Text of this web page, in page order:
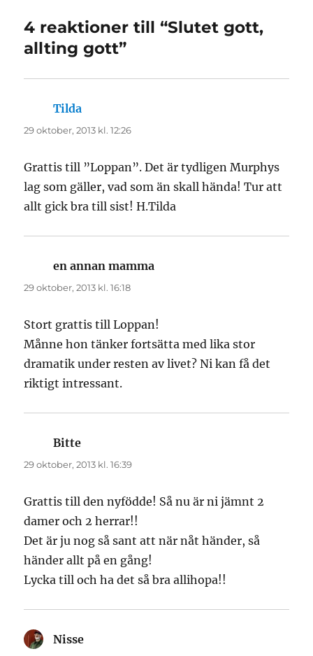
4 reaktioner till “Slutet gott,
allting gott”
Tilda
29 oktober, 2013 kl. 12:26
Grattis till ”Loppan”. Det är tydligen Murphys
lag som gäller, vad som än skall hända! Tur att
allt gick bra till sist! H.Tilda
en annan mamma
29 oktober, 2013 kl. 16:18
Stort grattis till Loppan!
Månne hon tänker fortsätta med lika stor
dramatik under resten av livet? Ni kan få det
riktigt intressant.
Bitte
29 oktober, 2013 kl. 16:39
Grattis till den nyfödde! Så nu är ni jämnt 2
damer och 2 herrar!!
Det är ju nog så sant att när nåt händer, så
händer allt på en gång!
Lycka till och ha det så bra allihopa!!
Nisse